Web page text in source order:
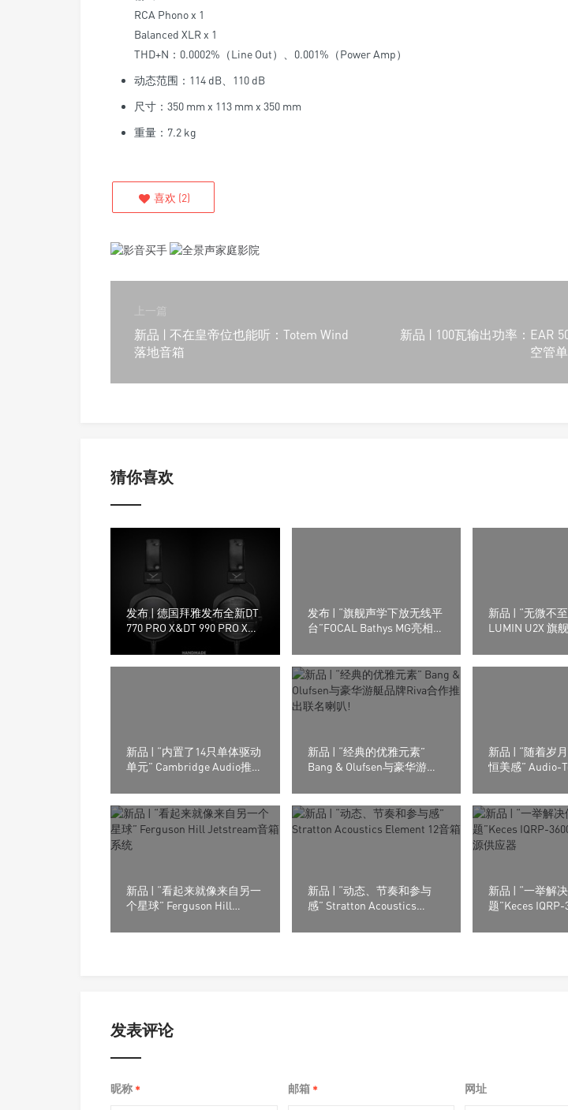
RCA Phono x 1
Balanced XLR x 1
THD+N：0.0002%（Line Out）、0.001%（Power Amp）
动态范围：114 dB、110 dB
尺寸：350 mm x 113 mm x 350 mm
重量：7.2 kg
喜欢 (2)
上一篇
新品 | 不在皇帝位也能听：Totem Wind
落地音箱
新品 | 100瓦输出功率：EAR
空管
猜你喜欢
发布 | 德国拜雅发布全新DT
770 PRO X&DT 990 PRO X专
业监听耳机
发布 | “旗舰声学下放无线平
台”FOCAL Bathys MG亮相上
新品 | “无微不
LUMIN U2X 旗
新品 | “内置了14只单体驱动
单元” Cambridge Audio推出
新品 | “经典的优雅元素”
Bang & Olufsen与豪华游艇
新品 | “随着岁
恒美感” Audio-
壳耳机
新品 | “看起来就像来自另一
个星球” Ferguson Hill
新品 | “动态、节奏和参与
感” Stratton Acoustics
新品 | “一举解
题”Keces IQRP-
发表评论
昵称 * 邮箱 * 网址